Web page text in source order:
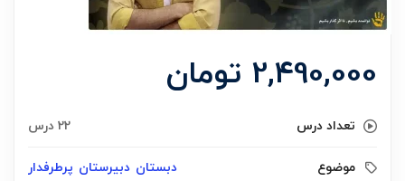
2,490,000 تومان
تعداد درس 22 درس
موضوع دبستان دبیرستان پرطرفدار